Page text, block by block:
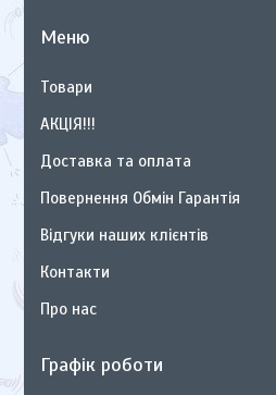
Товари
АКЦІЯ!!!
Доставка та оплата
Повернення Обмін Гарантія
Відгуки наших клієнтів
Контакти
Про нас
Графік роботи